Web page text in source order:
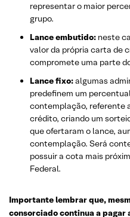
representar o maior
grupo.
Lance embutido: neste
valor da própria carta de
compromete uma parte
Lance fixo:algumas
predefinem um
contemplação, referente
crédito, criando um
que ofertaram o lance,
contemplação. Será
possuir a cota mais
Federal.
Importante lembrar que,
consorciado continua a pagar